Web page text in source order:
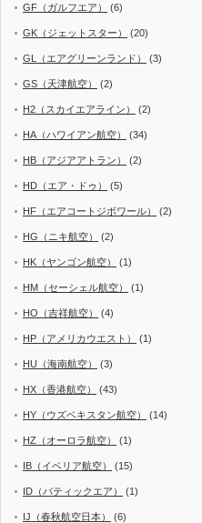
GF（ガルフエア） (6)
GK（ジェットスター） (20)
GL（エアグリーンランド） (3)
GS（天津航空） (2)
H2（スカイエアライン） (2)
HA（ハワイアン航空） (34)
HB（アジアアトラン） (2)
HD（エア・ドゥ） (5)
HF（エアコートジボワール） (2)
HG（ニキ航空） (2)
HK（ヤンゴン航空） (1)
HM（セーシェル航空） (1)
HO（吉祥航空） (4)
HP（アメリカウエスト） (1)
HU（海南航空） (3)
HX（香港航空） (43)
HY（ウズベキスタン航空） (14)
HZ（オーロラ航空） (1)
IB（イベリア航空） (15)
ID（バティックエア） (1)
IJ（春秋航空日本） (6)